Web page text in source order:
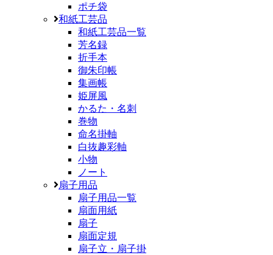
ポチ袋
和紙工芸品
和紙工芸品一覧
芳名録
折手本
御朱印帳
集画帳
姫屏風
かるた・名刺
巻物
命名掛軸
白抜趣彩軸
小物
ノート
扇子用品
扇子用品一覧
扇面用紙
扇子
扇面定規
扇子立・扇子掛